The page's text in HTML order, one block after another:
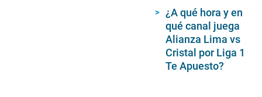
¿A qué hora y en
qué canal juega
Alianza Lima vs
Cristal por Liga 1
Te Apuesto?